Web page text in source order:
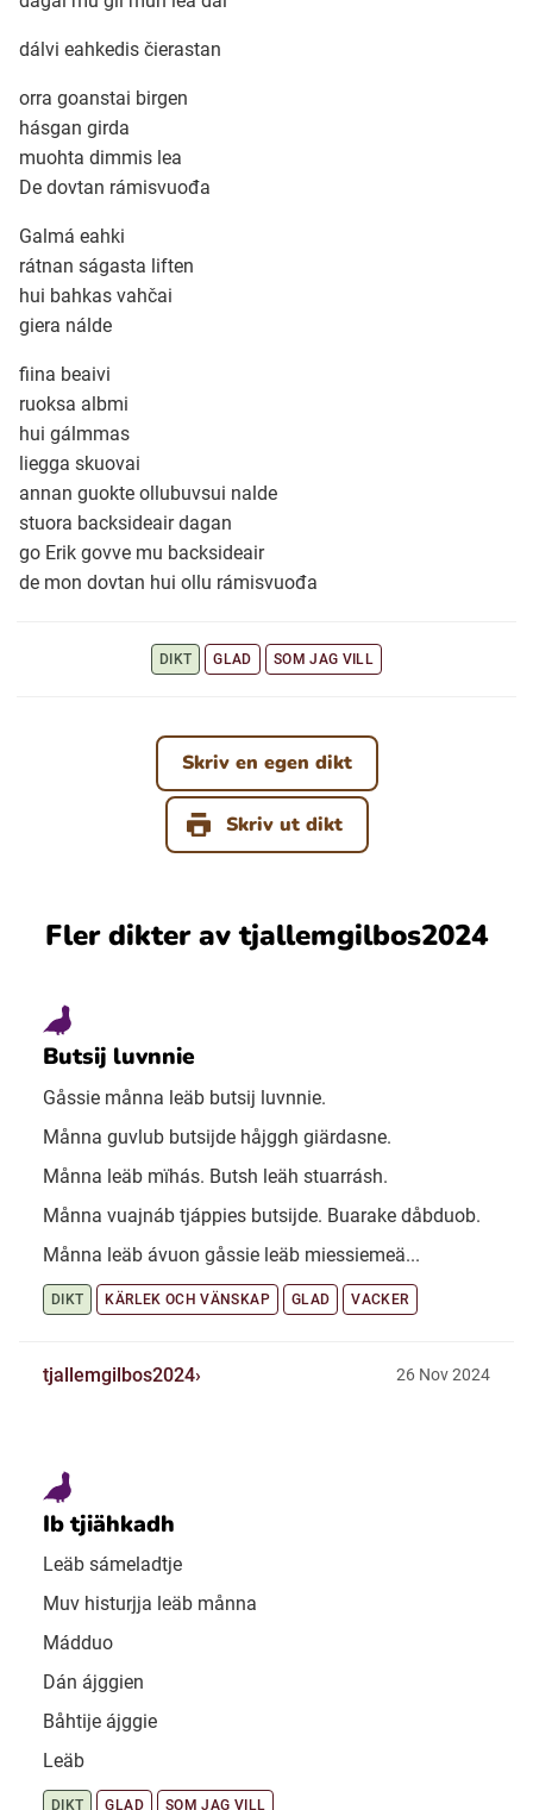
Ubmejesámiengiälla (Umesamiska)
Kaale (Romska)
Resanderomani (Romska)
Lovari (Romska)
dálvi eahkedis čierastan
orra goanstai birgen
hásgan girda
muohta dimmis lea
De dovtan rámisvuođa
Galmá eahki
rátnan ságasta liften
hui bahkas vahčai
giera nálde
fiina beaivi
ruoksa albmi
hui gálmmas
liegga skuovai
annan guokte ollubuvsui nalde
stuora backsideair dagan
go Erik govve mu backsideair
de mon dovtan hui ollu rámisvuođa
DIKT GLAD SOM JAG VILL
Skriv en egen dikt
Skriv ut dikt
Fler dikter av tjallemgilbos2024
Butsij luvnnie
Gåssie månna leäb butsij luvnnie.
Månna guvlub butsijde håjggh giärdasne.
Månna leäb mïhás. Butsh leäh stuarrásh.
Månna vuajnáb tjáppies butsijde. Buarake dåbduob.
Månna leäb ávuon gåssie leäb miessiemeä...
DIKT KÄRLEK OCH VÄNSKAP GLAD VACKER
tjallemgilbos2024 26 Nov 2024
Ib tjiähkadh
Leäb sámeladtje
Muv histurjja leäb månna
Mádduo
Dán ájggien
Båhtije ájggie
Leäb
DIKT GLAD SOM JAG VILL